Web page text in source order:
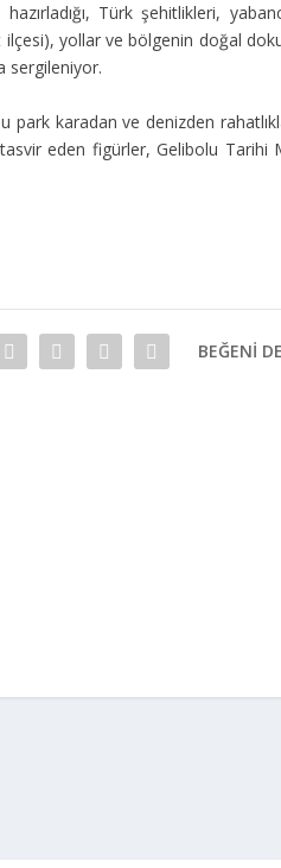
hazırladığı, Türk şehitlikleri,
yollar ve bölgenin doğal
sergileniyor.
park karadan ve denizden
tasvir eden figürler, Gelibolu
BEĞENI